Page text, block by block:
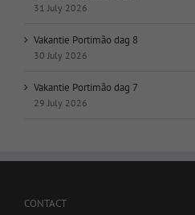
31 July 2026
Vakantie Portimão dag 8
30 July 2026
Vakantie Portimão dag 7
29 July 2026
CONTACT